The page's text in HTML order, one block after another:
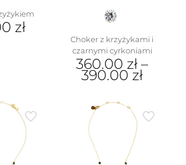
zł
Choker z krzyżykami i
czarnymi cyrkoniami
360.00 zł –
390.00 zł
produkt
wariantów.
Opcje
można